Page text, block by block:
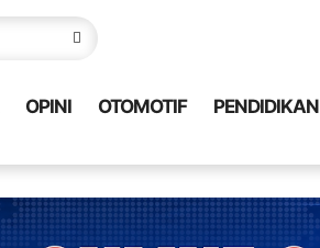
OPINI OTOMOTIF PENDIDIKAN